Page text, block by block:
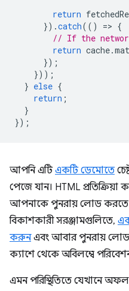
return
}).catch(() => {
// If the
return cache.
});
}));
} else {
return ;
}
});
আপনি এটিএকটি ডেমোতে
পেজে যান। HTML প্রতিক্রিয়া
আপনাকে পুনরায় লোড করতে
বিকাশকারী সরঞ্জামগুলিতে,
করুনএবং আবার পুনরায় লোড
ক্যাশে থেকে অবিলম্বে
এমন পরিস্থিতিতে যেখানে